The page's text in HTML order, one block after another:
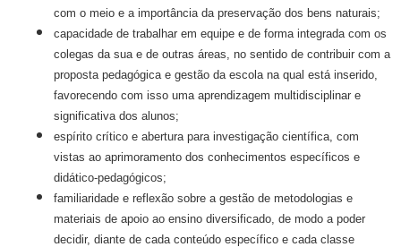
com o meio e a importância da preservação dos bens naturais;
capacidade de trabalhar em equipe e de forma integrada com os
colegas da sua e de outras áreas, no sentido de contribuir com a
proposta pedagógica e gestão da escola na qual está inserido,
favorecendo com isso uma aprendizagem multidisciplinar e
significativa dos alunos;
espírito crítico e abertura para investigação científica, com
vistas ao aprimoramento dos conhecimentos específicos e
didático-pedagógicos;
familiaridade e reflexão sobre a gestão de metodologias e
materiais de apoio ao ensino diversificado, de modo a poder
decidir, diante de cada conteúdo específico e cada classe